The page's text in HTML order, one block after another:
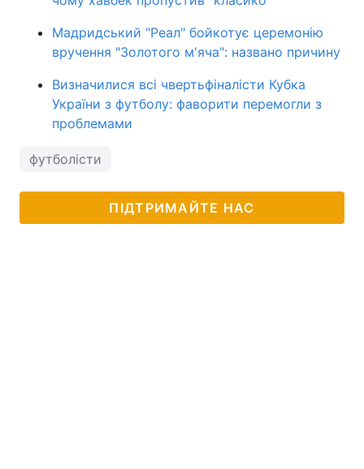
Мадридський "Реал" бойкотує церемонію
вручення "Золотого м'яча": названо причину
Визначилися всі чвертьфіналісти Кубка
України з футболу: фаворити перемогли з
проблемами
футболісти
ПІДТРИМАЙТЕ НАС